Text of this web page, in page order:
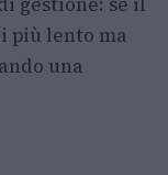
più lento ma
una